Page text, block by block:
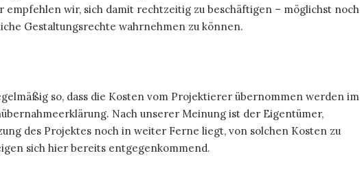
empfehlen wir, sich damit rechtzeitig zu beschäftigen – möglichst noch
Gestaltungsrechte wahrnehmen zu können.
so, dass die Kosten vom Projektierer übernommen werden im
Nach unserer Meinung ist der Eigentümer,
des Projektes noch in weiter Ferne liegt, von solchen Kosten zu
sich hier bereits entgegenkommend.